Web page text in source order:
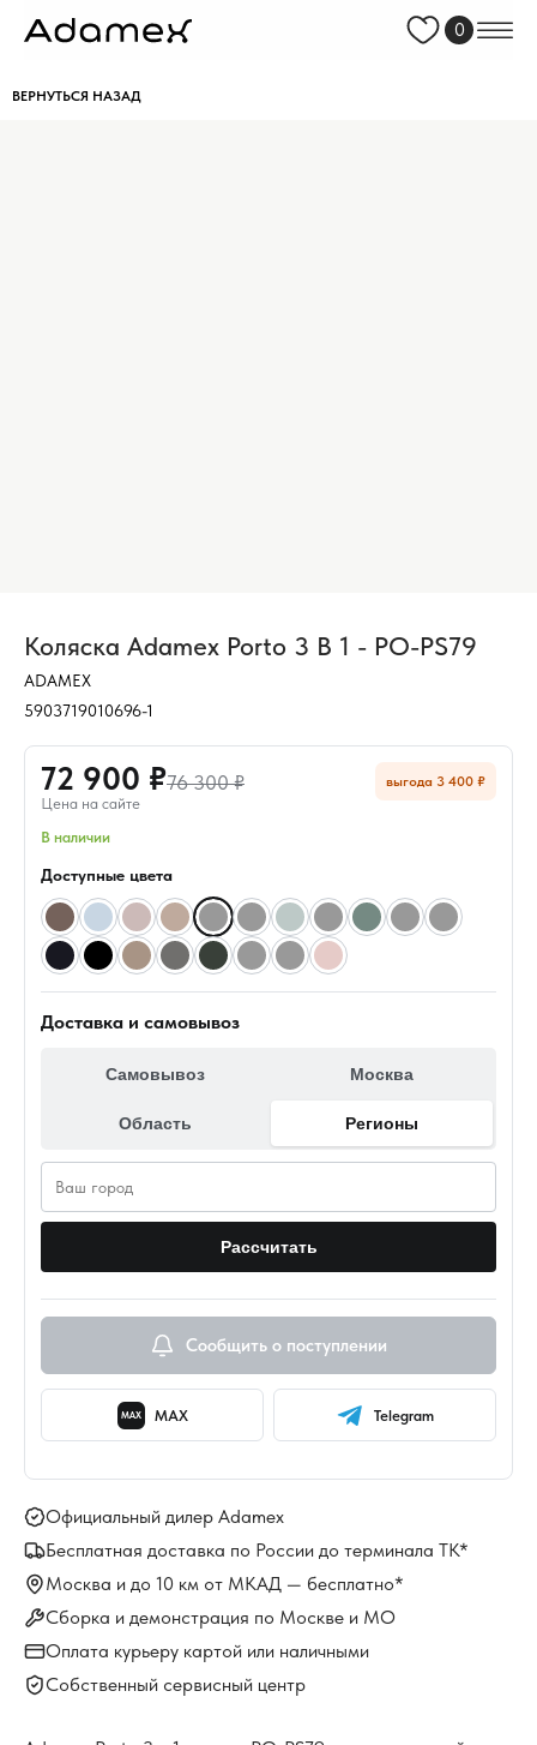
0
ВЕРНУТЬСЯ НАЗАД
Коляска Adamex Porto 3 В 1 - PO-PS79
ADAMEX
5903719010696-1
72 900 ₽76 300 ₽
Цена на сайте
выгода 3 400 ₽
В наличии
Доступные цвета
Доставка и самовывоз
Самовывоз Москва
Область Регионы
Рассчитать
Сообщить о поступлении
MAX MAX Telegram
Официальный дилер Adamex
Бесплатная доставка по России до терминала ТК*
Москва и до 10 км от МКАД — бесплатно*
Сборка и демонстрация по Москве и МО
Оплата курьеру картой или наличными
Собственный сервисный центр